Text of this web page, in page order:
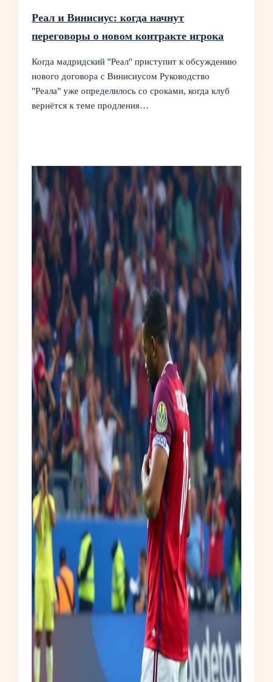
Реал и Винисиус: когда начнут
переговоры о новом контракте игрока
Когда мадридский "Реал" приступит к обсуждению
нового договора с Винисиусом Руководство
"Реала" уже определилось со сроками, когда клуб
вернётся к теме продления…